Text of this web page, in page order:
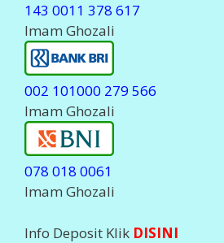
143 0011 378 617
Imam Ghozali
002 101000 279 566
Imam Ghozali
078 018 0061
Imam Ghozali
Info Deposit Klik DISINI